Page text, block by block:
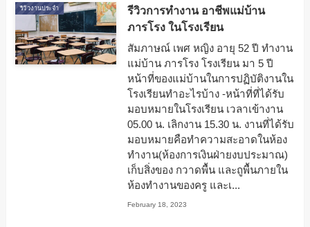
รีวิวงานประจำ
รีวิวการทำงาน อาชีพแม่บ้าน
ภารโรง ในโรงเรียน
สัมภาษณ์ เพศ หญิง อายุ 52 ปี ทำงาน
แม่บ้าน ภารโรง โรงเรียน มา 5 ปี
หน้าที่ของแม่บ้านในการปฏิบัติงานใน
โรงเรียนทำอะไรบ้าง -หน้าที่ที่ได้รับ
มอบหมายในโรงเรียน เวลาเข้างาน
05.00 น. เลิกงาน 15.30 น. งานที่ได้รับ
มอบหมายคือทำความสะอาดในห้อง
ทำงาน(ห้องการเงินฝ่ายงบประมาณ)
เก็บสิ่งของ กวาดพื้น และถูพื้นภายใน
ห้องทำงานของครู และเ...
February 18, 2023